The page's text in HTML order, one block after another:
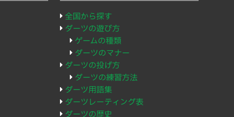
全国から探す
ダーツの遊び方
ゲームの種類
ダーツのマナー
ダーツの投げ方
ダーツの練習方法
ダーツ用語集
ダーツレーティング表
ダーツの歴史